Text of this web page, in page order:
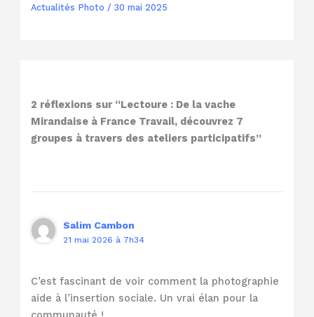
Actualités Photo / 30 mai 2025
2 réflexions sur “Lectoure : De la vache
Mirandaise à France Travail, découvrez 7
groupes à travers des ateliers participatifs”
Salim Cambon
21 mai 2026 à 7h34
C’est fascinant de voir comment la photographie
aide à l’insertion sociale. Un vrai élan pour la